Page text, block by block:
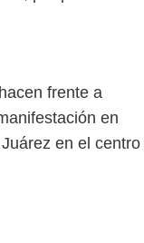
frente a
en
en el centro